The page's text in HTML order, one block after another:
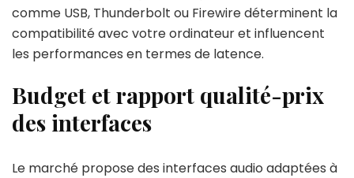
comme USB, Thunderbolt ou Firewire déterminent la
compatibilité avec votre ordinateur et influencent
les performances en termes de latence.
Budget et rapport qualité-prix
des interfaces
Le marché propose des interfaces audio adaptées à